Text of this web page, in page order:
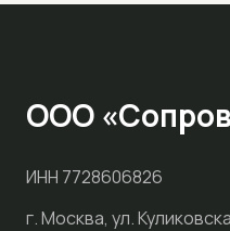
ООО
ИНН 7728606826
г. Москва, ул.